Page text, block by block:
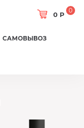
0 Р
0
САМОВЫВОЗ